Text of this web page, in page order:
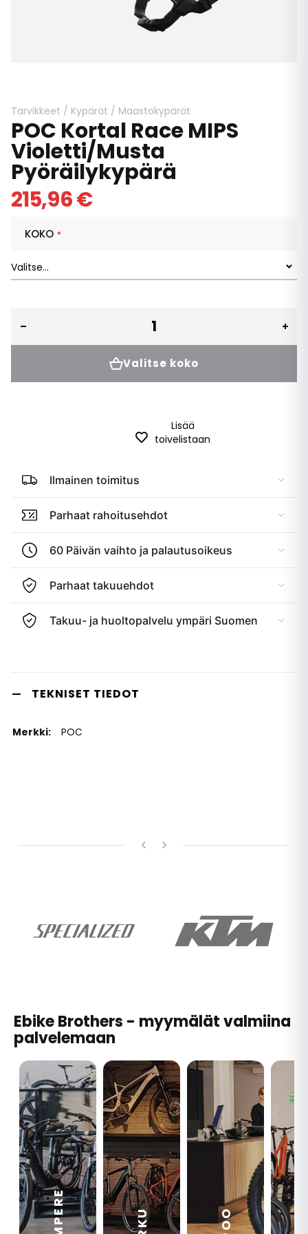
beginning
of
the
images
gallery
Tarvikkeet / Kypärät / Maastokypärät
POC Kortal Race MIPS
Violetti/Musta
Pyöräilykypärä
215,96 €
KOKO
Valitse koko
Lisää
toivelistaan
Ilmainen toimitus
Parhaat rahoitusehdot
60 Päivän vaihto ja palautusoikeus
Parhaat takuuehdot
Takuu- ja huoltopalvelu ympäri Suomen
TEKNISET TIEDOT
POC
Ebike Brothers - myymälät valmiina
palvelemaan